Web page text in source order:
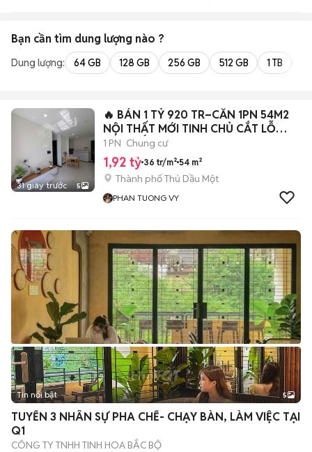
Bạn cần tìm dung lượng nào ?
Dung lượng: 64 GB 128 GB 256 GB 512 GB 1 TB
31 giây trước 5
🔥 BÁN 1 TỶ 920 TR–CĂN 1PN 54M2
NỘI THẤT MỚI TINH CHỦ CẮT LỖ
BÁN GẤP
1 PN Chung cư
1,92 tỷ 36 tr/m² 54 m²
Thành phố Thủ Dầu Một
PHAN TUONG VY
Tin nổi bật 5
TUYỂN 3 NHÂN SỰ PHA CHẾ- CHẠY BÀN, LÀM VIỆC TẠI
Q1
CÔNG TY TNHH TINH HOA BẮC BỘ